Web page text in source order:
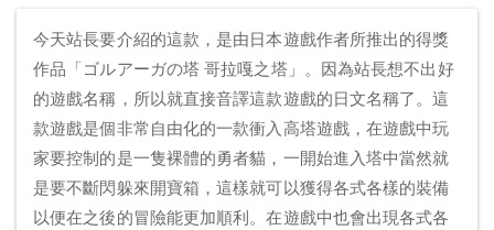
今天站長要介紹的這款，是由日本遊戲作者所推出的得獎
作品「ゴルアーガの塔 哥拉嘎之塔」。因為站長想不出好
的遊戲名稱，所以就直接音譯這款遊戲的日文名稱了。這
款遊戲是個非常自由化的一款衝入高塔遊戲，在遊戲中玩
家要控制的是一隻裸體的勇者貓，一開始進入塔中當然就
是要不斷閃躲來開寶箱，這樣就可以獲得各式各樣的裝備
以便在之後的冒險能更加順利。在遊戲中也會出現各式各